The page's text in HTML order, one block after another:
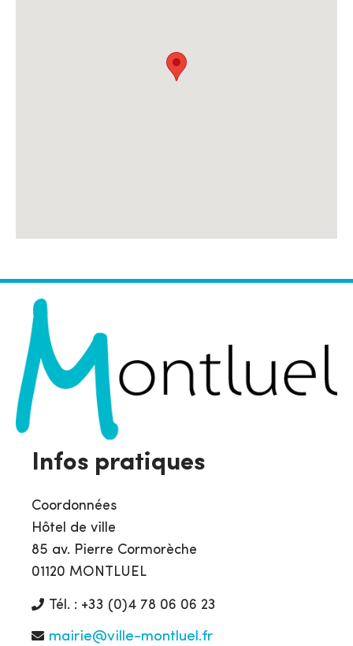
Infos pratiques
Coordonnées
Hôtel de ville
85 av. Pierre Cormorèche
01120 MONTLUEL
Tél. : +33 (0)4 78 06 06 23
mairie@ville-montluel.fr